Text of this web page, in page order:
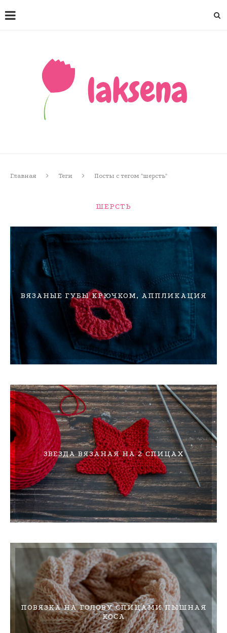
Главная Теги Посты с тегом "шерсть"
ШЕРСТЬ
ВЯЗАНЫЕ ГУБЫ КРЮЧКОМ, АППЛИКАЦИЯ
ЗВЕЗДА ВЯЗАНАЯ НА 2 СПИЦАХ
ПОВЯЗКА НА ГОЛОВУ СПИЦАМИ ПЫШНАЯ
КОСА